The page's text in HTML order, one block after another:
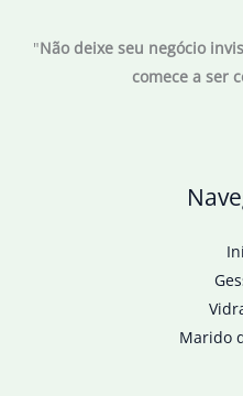
"Não deixe seu negócio
comece a ser
Marido